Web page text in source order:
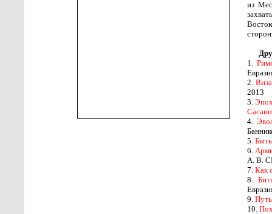
из
1.
2.
2013
3.
4.
5.
6.
А. В.
7. Как
8.
9.
10.